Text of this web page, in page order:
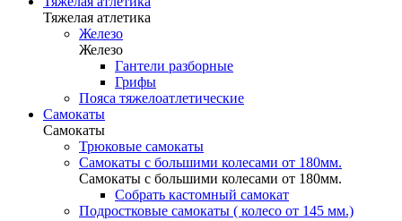
Тяжелая атлетика
Железо
Железо
Гантели разборные
Грифы
Пояса тяжелоатлетические
Самокаты
Самокаты
Трюковые самокаты
Самокаты с большими колесами от 180мм.
Самокаты с большими колесами от 180мм.
Собрать кастомный самокат
Подростковые самокаты ( колесо от 145 мм.)